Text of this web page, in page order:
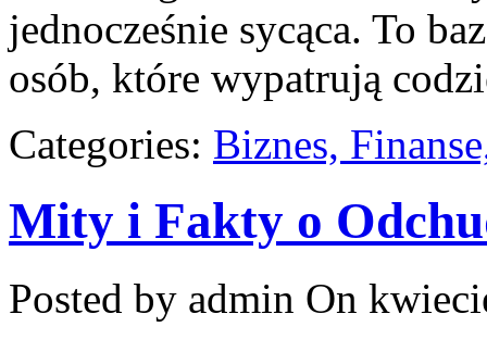
jednocześnie sycąca. To
osób, które wypatrują
Categories: Biznes,
Mity i Fakty o
Posted by admin On